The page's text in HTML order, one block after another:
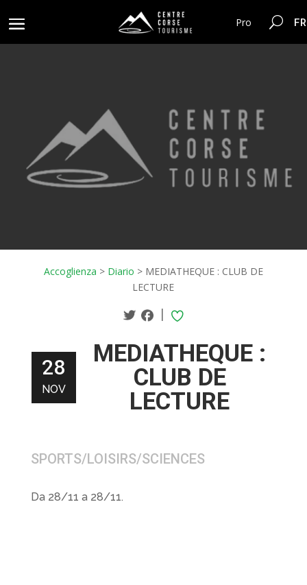
Pro
Accoglienza > Diario > MEDIATHEQUE : CLUB DE
LECTURE
|
28
NOV
MEDIATHEQUE :
CLUB DE
LECTURE
SPORTS/LOISIRS/SCIENCES
Da 28/11 a 28/11.